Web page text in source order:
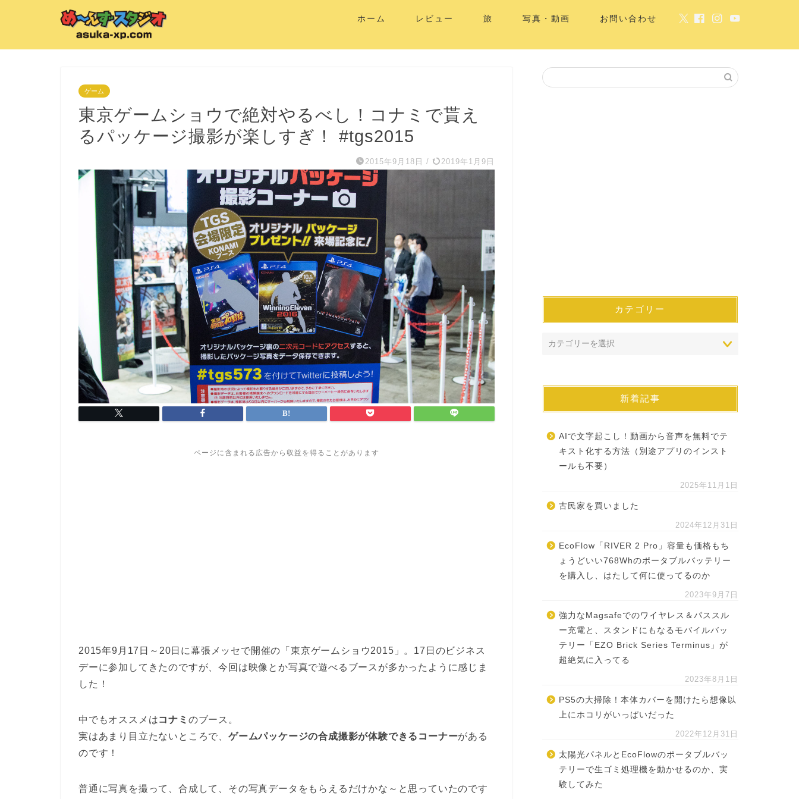
ホーム レビュー 旅 写真・動画 お問い合わせ
ゲーム
東京ゲームショウで絶対やるべし！コナミで貰え
るパッケージ撮影が楽しすぎ！ #tgs2015
2015年9月18日 / 2019年1月9日
ページに含まれる広告から収益を得ることがあります
2015年9月17日～20日に幕張メッセで開催の「東京ゲームショウ2015」。17日のビジネス
デーに参加してきたのですが、今回は映像とか写真で遊べるブースが多かったように感じま
した！
中でもオススメはコナミ のブース。
実はあまり目立たないところで、 ゲームパッケージの合成撮影が体験できるコーナーがある
のです！
普通に写真を撮って、合成して、その写真データをもらえるだけかな～と思っていたのです
カテゴリー
新着記事
AIで文字起こし！動画から音声を無料でテ
キスト化する方法（別途アプリのインスト
ールも不要）
2025年11月1日
古民家を買いました
2024年12月31日
EcoFlow「RIVER 2 Pro」容量も価格もち
ょうどいい768Whのポータブルバッテリー
を購入し、はたして何に使ってるのか
2023年9月7日
強力なMagsafeでのワイヤレス＆パススル
ー充電と、スタンドにもなるモバイルバッ
テリー「EZO Brick Series Terminus」が
超絶気に入ってる
2023年8月1日
PS5の大掃除！本体カバーを開けたら想像以
上にホコリがいっぱいだった
2022年12月31日
太陽光パネルとEcoFlowのポータブルバッ
テリーで生ゴミ処理機を動かせるのか、実
験してみた